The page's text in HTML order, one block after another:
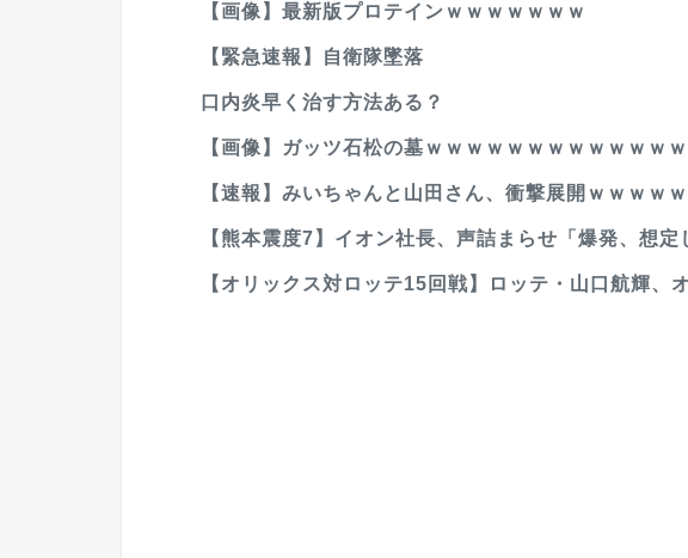
【画像】最新版プロテインｗｗｗｗｗｗｗ
【緊急速報】自衛隊墜落
口内炎早く治す方法ある？
【画像】ガッツ石松の墓ｗｗｗｗｗｗｗｗｗｗｗｗ
【速報】みいちゃんと山田さん、衝撃展開ｗｗｗｗｗ
【熊本震度7】イオン社長、声詰まらせ「爆発、想
【オリックス対ロッテ15回戦】ロッテ・山口航輝、